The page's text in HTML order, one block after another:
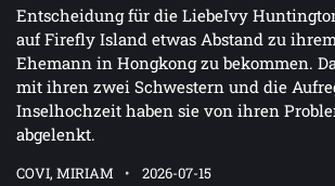
Entscheidung für die LiebeIvy
auf Firefly Island etwas Abstand zu
Ehemann in Hongkong zu bekommen.
mit ihren zwei Schwestern und die
Inselhochzeit haben sie von ihren
abgelenkt.
COVI, MIRIAM 2026-07-15